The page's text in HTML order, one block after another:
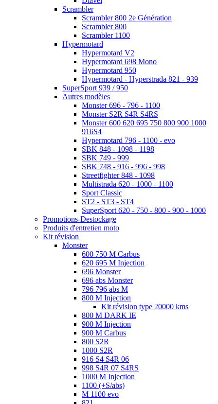
Scrambler
Scrambler 800 2e Génération
Scrambler 800
Scrambler 1100
Hypermotard
Hypermotard V2
Hypermotard 698 Mono
Hypermotard 950
Hypermotard - Hyperstrada 821 - 939
SuperSport 939 / 950
Autres modèles
Monster 696 - 796 - 1100
Monster S2R S4R S4RS
Monster 600 620 695 750 800 900 1000
916S4
Hypermotard 796 - 1100 - evo
SBK 848 - 1098 - 1198
SBK 749 - 999
SBK 748 - 916 - 996 - 998
Streetfighter 848 - 1098
Multistrada 620 - 1000 - 1100
Sport Classic
ST2 - ST3 - ST4
SuperSport 620 - 750 - 800 - 900 - 1000
Promotions-Destockage
Produits d'entretien moto
Kit révision
Monster
600 750 M Carbus
620 695 M Injection
696 Monster
696 abs Monster
796 796 abs M
800 M Injection
Kit révision type 20000 kms
800 M DARK IE
900 M Injection
900 M Carbus
800 S2R
1000 S2R
916 S4 S4R 06
998 S4R 07 S4RS
1000 M Injection
1100 (+S/abs)
M 1100 evo